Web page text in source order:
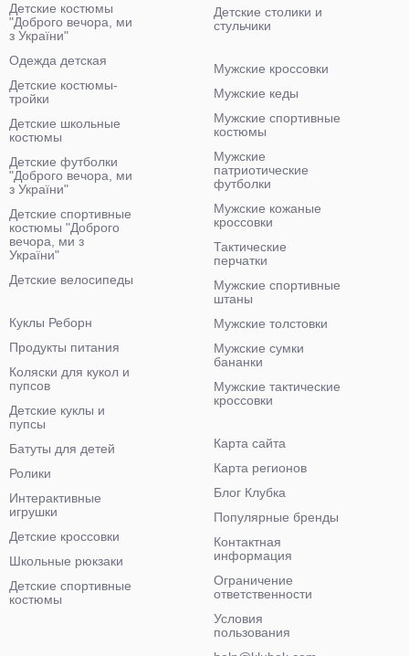
Детские столики и
стульчики
Детские костюмы
"Доброго вечора, ми
з України"
Одежда детская
Детские костюмы-
тройки
Детские школьные
костюмы
Детские футболки
"Доброго вечора, ми
з України"
Детские спортивные
костюмы "Доброго
вечора, ми з
України"
Детские велосипеды
Мужские кроссовки
Мужские кеды
Мужские спортивные
костюмы
Мужские
патриотические
футболки
Мужские кожаные
кроссовки
Тактические
перчатки
Мужские спортивные
штаны
Мужские толстовки
Мужские сумки
бананки
Мужские тактические
кроссовки
Куклы Реборн
Продукты питания
Коляски для кукол и
пупсов
Детские куклы и
пупсы
Батуты для детей
Ролики
Интерактивные
игрушки
Детские кроссовки
Школьные рюкзаки
Детские спортивные
костюмы
Карта сайта
Карта регионов
Блог Клубка
Популярные бренды
Контактная
информация
Ограничение
ответственности
Условия
пользования